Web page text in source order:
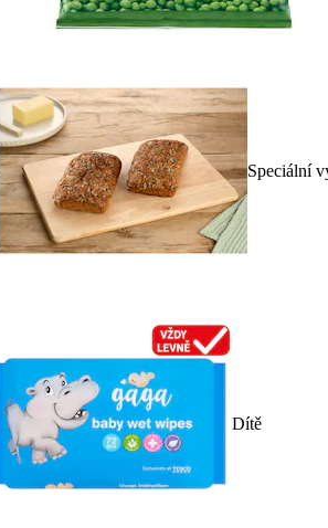
Speciální
Dítě